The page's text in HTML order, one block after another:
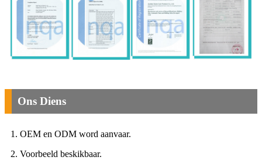
Ons Diens
1. OEM en ODM word aanvaar.
2. Voorbeeld beskikbaar.